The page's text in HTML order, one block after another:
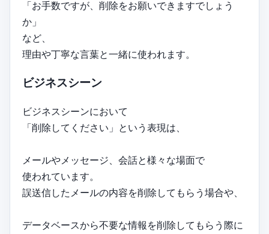
「お手数ですが、削除をお願いできますでしょう
か」
など、
理由や丁寧な言葉と一緒に使われます。
ビジネスシーン
ビジネスシーンにおいて
「削除してください」という表現は、
メールやメッセージ、会話と様々な場面で
使われています。
誤送信したメールの内容を削除してもらう場合や、
データベースから不要な情報を削除してもらう際に